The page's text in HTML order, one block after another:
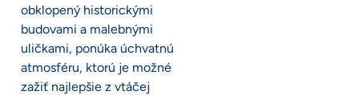
obklopený historickými
budovami a malebnými
uličkami, ponúka úchvatnú
atmosféru, ktorú je možné
zažiť najlepšie z vtáčej